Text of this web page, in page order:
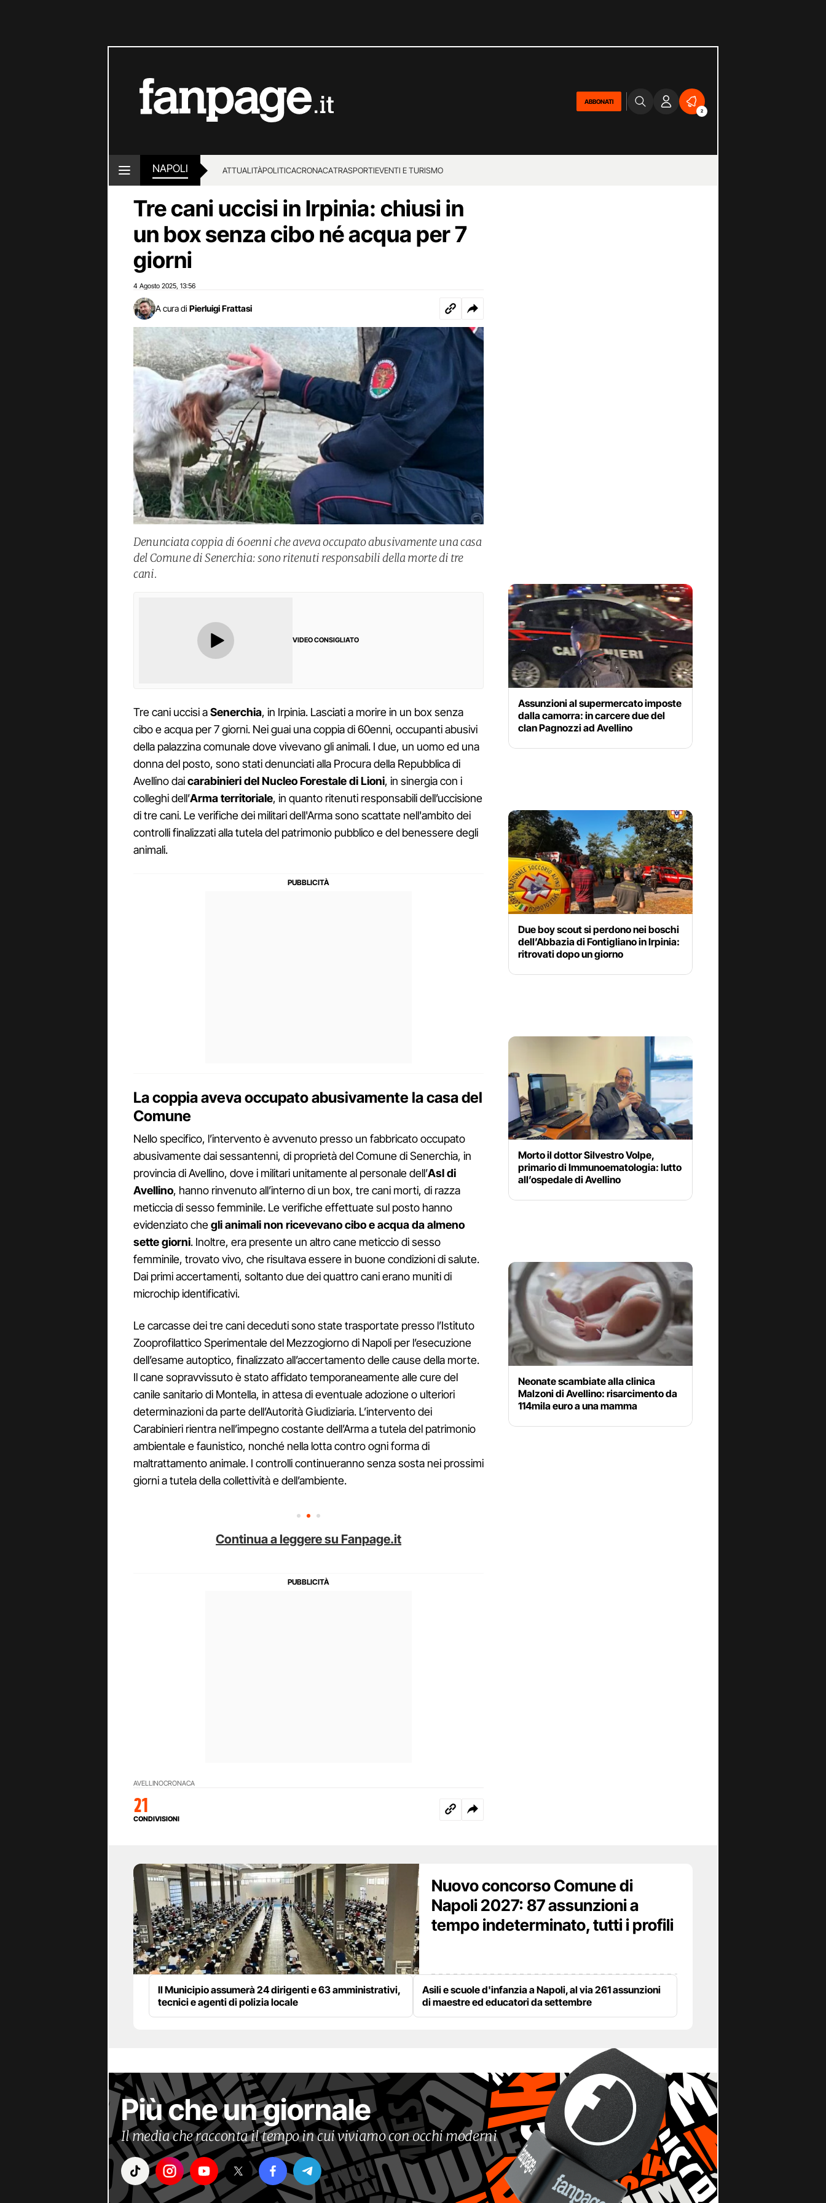
ABBONATI
2
NAPOLI ATTUALITÀPOLITICACRONACATRASPORTIEVENTI E TURISMO
Tre cani uccisi in Irpinia: chiusi in
un box senza cibo né acqua per 7
giorni
4 Agosto 2025 13:56
A cura di Pierluigi Frattasi
Denunciata coppia di 60enni che aveva occupato abusivamente una casa
del Comune di Senerchia: sono ritenuti responsabili della morte di tre
cani.
VIDEO CONSIGLIATO
Tre cani uccisi aSenerchia, in Irpinia. Lasciati a morire in un box senza
cibo e acqua per 7 giorni. Nei guai una coppia di 60enni, occupanti abusivi
della palazzina comunale dove vivevano gli animali. I due, un uomo ed una
donna del posto, sono stati denunciati alla Procura della Repubblica di
Avellino daicarabinieri del Nucleo Forestale di Lioni, in sinergia con i
colleghi dell’Arma territoriale, in quanto ritenuti responsabili dell’uccisione
di tre cani. Le verifiche dei militari dell'Arma sono scattate nell'ambito dei
controlli finalizzati alla tutela del patrimonio pubblico e del benessere degli
animali.
La coppia aveva occupato abusivamente la casa del
Comune
Nello specifico, l’intervento è avvenuto presso un fabbricato occupato
abusivamente dai sessantenni, di proprietà del Comune di Senerchia, in
provincia di Avellino, dove i militari unitamente al personale dell’Asl di
Avellino, hanno rinvenuto all’interno di un box, tre cani morti, di razza
meticcia di sesso femminile. Le verifiche effettuate sul posto hanno
evidenziato chegli animali non ricevevano cibo e acqua da almeno
sette giorni. Inoltre, era presente un altro cane meticcio di sesso
femminile, trovato vivo, che risultava essere in buone condizioni di salute.
Dai primi accertamenti, soltanto due dei quattro cani erano muniti di
microchip identificativi.
Le carcasse dei tre cani deceduti sono state trasportate presso l’Istituto
Zooprofilattico Sperimentale del Mezzogiorno di Napoli per l’esecuzione
dell’esame autoptico, finalizzato all’accertamento delle cause della morte.
Il cane sopravvissuto è stato affidato temporaneamente alle cure del
canile sanitario di Montella, in attesa di eventuale adozione o ulteriori
determinazioni da parte dell’Autorità Giudiziaria. L’intervento dei
Carabinieri rientra nell’impegno costante dell’Arma a tutela del patrimonio
ambientale e faunistico, nonché nella lotta contro ogni forma di
maltrattamento animale. I controlli continueranno senza sosta nei prossimi
giorni a tutela della collettività e dell’ambiente.
Continua a leggere su Fanpage.it
AVELLINOCRONACA
21
CONDIVISIONI
Assunzioni al supermercato imposte
dalla camorra: in carcere due del
clan Pagnozzi ad Avellino
Due boy scout si perdono nei boschi
dell’Abbazia di Fontigliano in Irpinia:
ritrovati dopo un giorno
Morto il dottor Silvestro Volpe,
primario di Immunoematologia: lutto
all’ospedale di Avellino
Neonate scambiate alla clinica
Malzoni di Avellino: risarcimento da
114mila euro a una mamma
Nuovo concorso Comune di
Napoli 2027: 87 assunzioni a
tempo indeterminato, tutti i profili
Il Municipio assumerà 24 dirigenti e 63 amministrativi,
tecnici e agenti di polizia locale
Asili e scuole d'infanzia a Napoli, al via 261 assunzioni
di maestre ed educatori da settembre
Più che un giornale
Il media che racconta il tempo in cui viviamo con occhi moderni